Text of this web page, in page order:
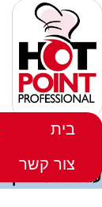
בית
צור קשרדף הבית >>חנות העודפים
עגלת בופה